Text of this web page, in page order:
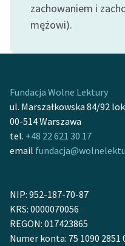
zachowaniem i
mężowi).
Fundacja Wolne Lektury
ul. Marszałkowska 84/92
00-514 Warszawa
tel. +48 22 621 30 17
email
NIP: 952-187-70-87
KRS: 0000070056
REGON: 017423865
Numer konta: 75 1090 2851